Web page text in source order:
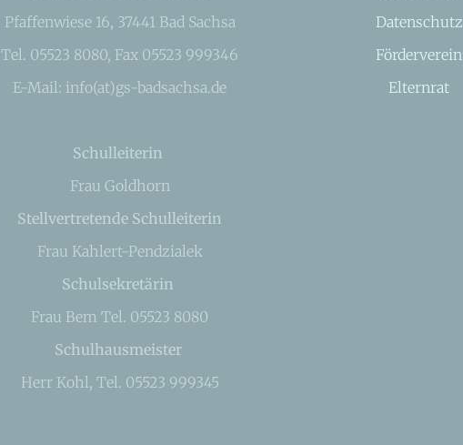
Pfaffenwiese 16, 37441 Bad Sachsa
Tel. 05523 8080, Fax 05523 999346
E-Mail: info(at)gs-badsachsa.de
Schulleiterin
Frau Goldhorn
Stellvertretende Schulleiterin
Frau Kahlert-Pendzialek
Schulsekretärin
Frau Bem Tel. 05523 8080
Schulhausmeister
Herr Kohl, Tel. 05523 999345
Datenschutz
Förderverein
Elternrat